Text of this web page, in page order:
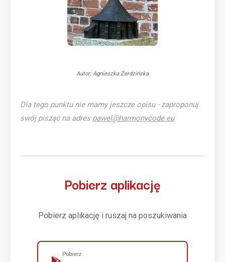
Autor: Agnieszka Żerdzińska
Dla tego punktu nie mamy jeszcze opisu - zaproponuj
swój pisząc na adres pawel@harmonycode.eu
Pobierz aplikację
Pobierz aplikację i ruszaj na poszukiwania
Pobierz